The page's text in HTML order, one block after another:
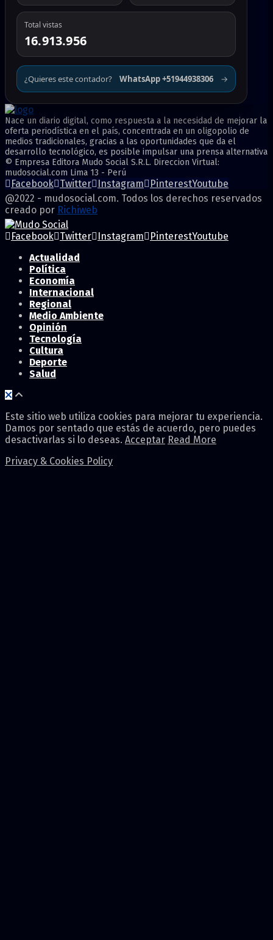
Total vistas
16.913.956
¿Quieres este contador? WhatsApp +51944938306 →
Nace un diario digital, como respuesta a la necesidad de mejorar la
oferta periodística en el país, concentrada en un oligopolio de
medios tradicionales, gracias a las oportunidades que da el
desarrollo tecnológico, es posible impulsar una prensa alternativa
© Empresa Editora Mudo Social S.R.L. Direccion Virtual:
mudosocial.com Lima 13 - Perú
Facebook Twitter Instagram PinterestYoutube
@2022 - mudosocial.com. Todos los derechos reservados
creado por Richiweb
Facebook Twitter Instagram PinterestYoutube
Actualidad
Política
Economía
Internacional
Regional
Medio Ambiente
Opinión
Tecnología
Cultura
Deporte
Salud
Este sitio web utiliza cookies para mejorar tu experiencia.
Damos por sentado que estás de acuerdo, pero puedes
desactivarlas si lo deseas. Acceptar Read More
Privacy & Cookies Policy